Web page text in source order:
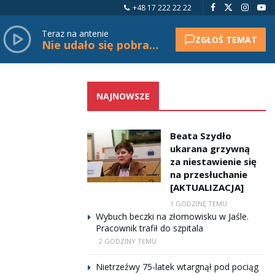
+48 17 222 22 22
Teraz na antenie
Nie udało się pobrać tytułu. ZGŁOŚ TEMAT
NAJNOWSZE
Beata Szydło
ukarana grzywną
za niestawienie się
na przesłuchanie
[AKTUALIZACJA]
1 GODZINĘ TEMU
Wybuch beczki na złomowisku w Jaśle.
Pracownik trafił do szpitala
2 GODZINY TEMU
Nietrzeźwy 75-latek wtargnął pod pociąg